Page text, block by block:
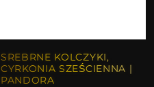
SREBRNE KOLCZYKI,
CYRKONIA SZEŚCIENNA |
PANDORA